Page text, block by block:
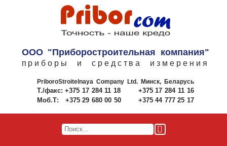
ООО "Приборостроительная компания"
приборы и средства измерения
PriboroStroitelnaya Company Ltd.Минск, Беларусь
Т./факс: +375 17 284 11 18
+375 17 284 11 16
Моб.Т:
+375 29 680 00 50 +375 44 777 25 17